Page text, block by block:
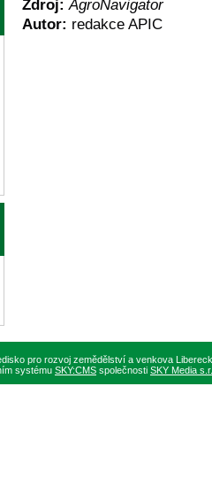
Zdroj: AgroNavigator
Autor: redakce APIC
pro rozvoj zemědělství a venkova
systému SKY:CMS společnosti SKY Media